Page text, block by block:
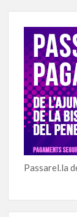
Passarel.la